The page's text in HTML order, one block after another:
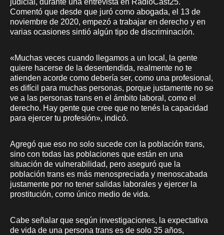
Comentó que desde que juró como abogada, el 13 de
noviembre de 2020, empezó a trabajar en derecho y en
varias ocasiones sintió algún tipo de discriminación.
«Muchas veces cuando llegamos a un local, la gente
quiere hacerse de la desentendida, realmente no te
atienden acorde como debería ser, como una profesional,
es difícil para muchas personas, porque justamente no se
ve a las personas trans en el ámbito laboral, como el
derecho. Hay gente que cree que no tenés la capacidad
para ejercer tu profesión», indicó.
Agregó que eso no solo sucede con la población trans,
sino con todas las poblaciones que están en una
situación de vulnerabilidad, pero aseguró que la
población trans es más menospreciada y menoscabada
justamente por no tener salidas laborales y ejercer la
prostitución, como único medio de vida.
Cabe señalar que según investigaciones, la expectativa
de vida de una persona trans es de solo 35 años,